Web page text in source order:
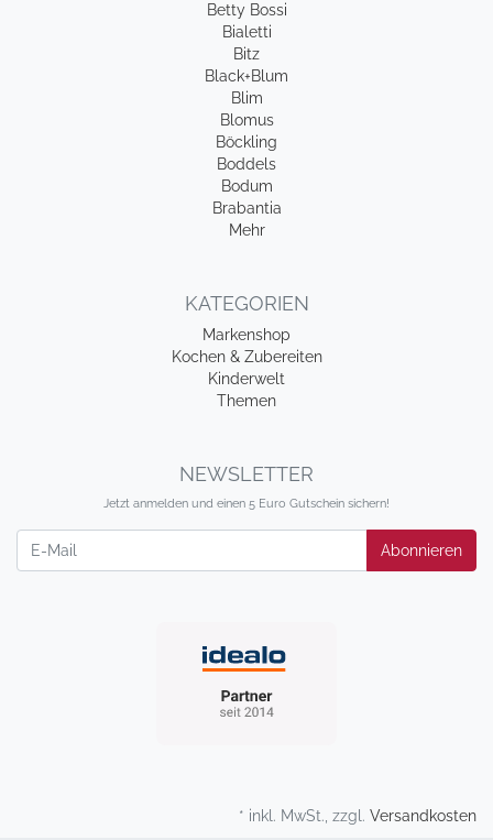
Betty Bossi
Bialetti
Bitz
Black+Blum
Blim
Blomus
Böckling
Boddels
Bodum
Brabantia
Mehr
KATEGORIEN
Markenshop
Kochen & Zubereiten
Kinderwelt
Themen
NEWSLETTER
Jetzt anmelden und einen 5 Euro Gutschein sichern!
Abonnieren
* inkl. MwSt., zzgl. Versandkosten